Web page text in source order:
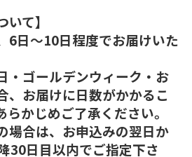
いて】
日～10日程度でお届けいた
・ゴールデンウィーク・お
、お届けに日数がかかるこ
らかじめご了承ください。
場合は、お申込みの翌日か
30日目以内でご指定下さ